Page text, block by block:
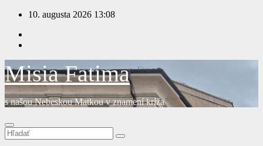
Prejsť
obsah
10. augusta 2026 13:08
Misia Fatima
s našou Nebeskou Matkou v znamení kríža